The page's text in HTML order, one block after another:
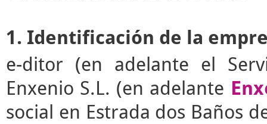
1. Identificación de la
e-ditor (en adelante el
Enxenio S.L. (en adelante
social en Estrada dos Baños